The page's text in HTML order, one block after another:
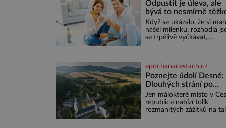
Odpustit je úleva, ale
bývá to nesmírně
Když se ukázalo, že si
našel milenku, rozhodla
se trpělivě vyčkávat,
na světě. Ale každý, kdo s
má nějaké zkušenosti, se
zapřísahá, že pokud
odpustíte, znatelně se
uleví. Když se ke mně
doneslo, že si manžel
milenku,
epochanacestach.cz
Poznejte údolí Desné:
Dlouhých strání po
termální prameny
Jen málokteré místo v
republice nabízí tolik
rozmanitých zážitků na